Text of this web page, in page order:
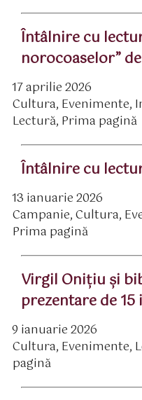
Întâlnire cu
norocoaselor”
17 aprilie 2026
Cultura, Evenimente,
Lectură, Prima pagină
Întâlnire cu
13 ianuarie 2026
Campanie,Cultura,
Prima pagină
Virgil Oniţiu şi
prezentare de
9 ianuarie 2026
Cultura, Evenimente,
pagină